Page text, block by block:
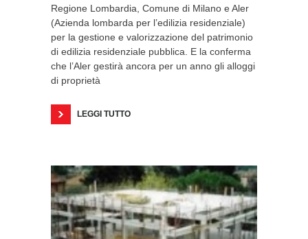
Regione Lombardia, Comune di Milano e Aler
(Azienda lombarda per l’edilizia residenziale)
per la gestione e valorizzazione del patrimonio
di edilizia residenziale pubblica. E la conferma
che l’Aler gestirà ancora per un anno gli alloggi
di proprietà
LEGGI TUTTO